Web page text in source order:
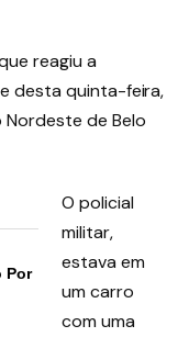
reagiu a
desta quinta-feira,
Nordeste de Belo
Por
O policial
militar,
estava em
um carro
com uma